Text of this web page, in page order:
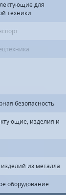
для
техники
безопасность
изделия и
из металла
оборудование